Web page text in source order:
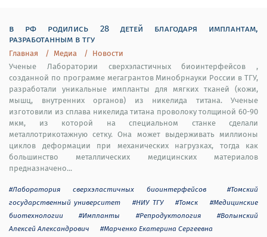
в рф родились 28 детей благодаря имплантам,
разработанным в тгу
Главная Медиа
Новости
Ученые Лаборатории сверхэластичных биоинтерфейсов ,
созданной по программе мегагрантов Минобрнауки России в ТГУ,
разработали уникальные импланты для мягких тканей (кожи,
мышц, внутренних органов) из никелида титана. Ученые
изготовили из сплава никелида титана проволоку толщиной 60-90
мкм, из которой на специальном станке сделали
металлотрикотажную сетку. Она может выдерживать миллионы
циклов деформации при механических нагрузках, тогда как
большинство металлических медицинских материалов
предназначено...
#Лаборатория сверхэластичных биоинтерфейсов
#Томский
государственный университет
#НИУ ТГУ #Томск
#Медицинские
биотехнологии
#Импланты #Репродуктология
#Волынский
Алексей Александрович
#Марченко Екатерина Сергеевна